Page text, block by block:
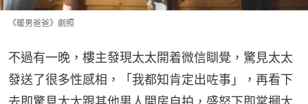
《暖男爸爸》劇照
不過有一晚，樓主發現太太開着微信瞓覺，驚見太太
發送了很多性感相，「我都知肯定出咗事」，再看下